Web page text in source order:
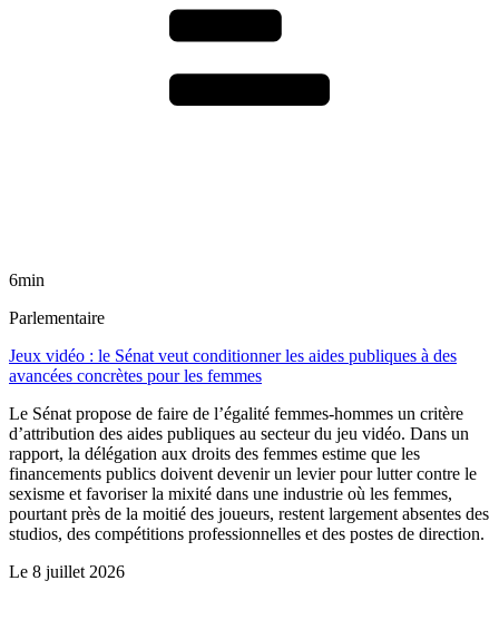
6min
Parlementaire
Jeux vidéo : le Sénat veut conditionner les aides publiques à des
avancées concrètes pour les femmes
Le Sénat propose de faire de l’égalité femmes-hommes un critère
d’attribution des aides publiques au secteur du jeu vidéo. Dans un
rapport, la délégation aux droits des femmes estime que les
financements publics doivent devenir un levier pour lutter contre le
sexisme et favoriser la mixité dans une industrie où les femmes,
pourtant près de la moitié des joueurs, restent largement absentes des
studios, des compétitions professionnelles et des postes de direction.
Le 8 juillet 2026